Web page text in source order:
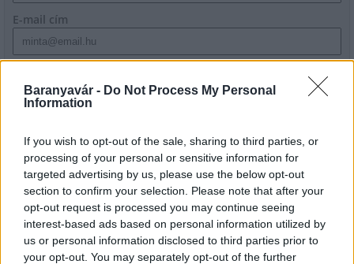
Baranyavár - Do Not Process My Personal
Information
If you wish to opt-out of the sale, sharing to third parties, or
processing of your personal or sensitive information for
targeted advertising by us, please use the below opt-out
section to confirm your selection. Please note that after your
opt-out request is processed you may continue seeing
interest-based ads based on personal information utilized by
us or personal information disclosed to third parties prior to
your opt-out. You may separately opt-out of the further
E-mail cím
szabályzatot!
HÍRDETÉS
LEGFRISSEBB